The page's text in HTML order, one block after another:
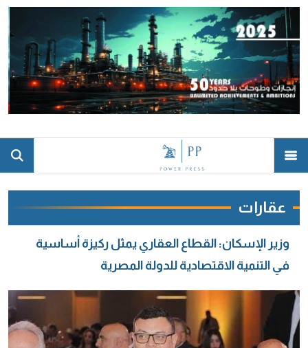
عقارات
وزير الإسكان: القطاع العقاري يمثل ركيزة أساسية
في التنمية الاقتصادية للدولة المصرية